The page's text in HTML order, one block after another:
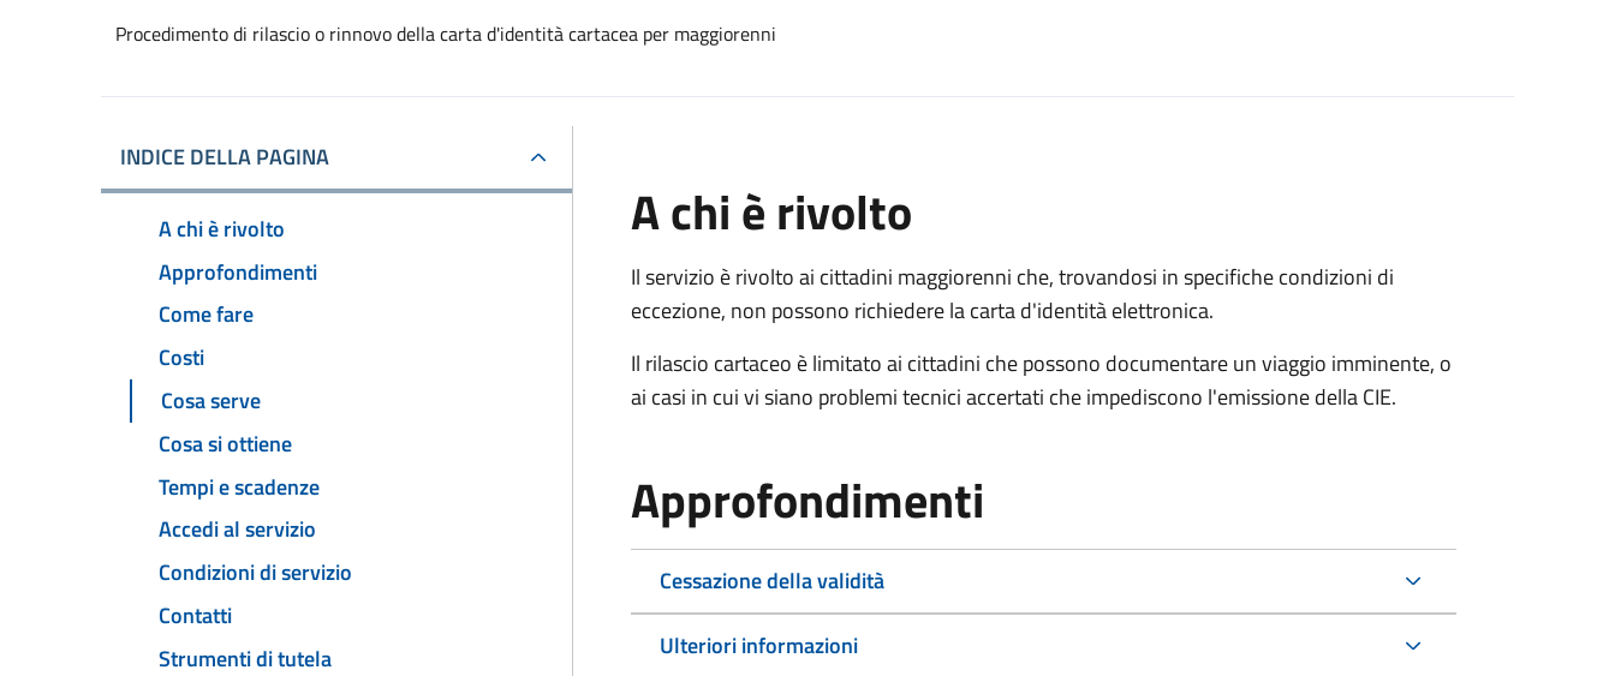
Procedimento di rilascio o rinnovo della carta d'identità cartacea per maggiorenni
INDICE DELLA PAGINA
A chi è rivolto
Approfondimenti
Come fare
Costi
Cosa serve
Cosa si ottiene
Tempi e scadenze
Accedi al servizio
Condizioni di servizio
Contatti
Strumenti di tutela
A chi è rivolto
Il servizio è rivolto ai cittadini maggiorenni che, trovandosi in specifiche condizioni di
eccezione, non possono richiedere la carta d'identità elettronica.
Il rilascio cartaceo è limitato ai cittadini che possono documentare un viaggio imminente, o
ai casi in cui vi siano problemi tecnici accertati che impediscono l'emissione della CIE.
Approfondimenti
Cessazione della validità
Ulteriori informazioni